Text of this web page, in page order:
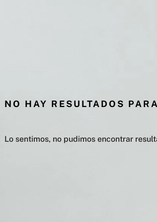
NO HAY RESULTADOS
Lo sentimos, no pudimos encontrar